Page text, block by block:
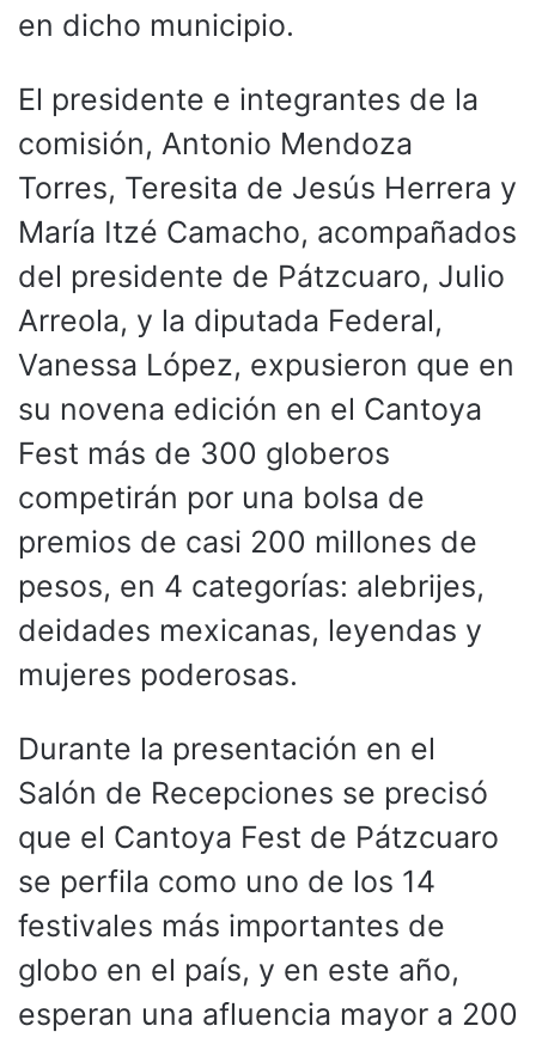
en dicho municipio.
El presidente e integrantes de la
comisión, Antonio Mendoza
Torres, Teresita de Jesús Herrera y
María Itzé Camacho, acompañados
del presidente de Pátzcuaro, Julio
Arreola, y la diputada Federal,
Vanessa López, expusieron que en
su novena edición en el Cantoya
Fest más de 300 globeros
competirán por una bolsa de
premios de casi 200 millones de
pesos, en 4 categorías: alebrijes,
deidades mexicanas, leyendas y
mujeres poderosas.
Durante la presentación en el
Salón de Recepciones se precisó
que el Cantoya Fest de Pátzcuaro
se perfila como uno de los 14
festivales más importantes de
globo en el país, y en este año,
esperan una afluencia mayor a 200